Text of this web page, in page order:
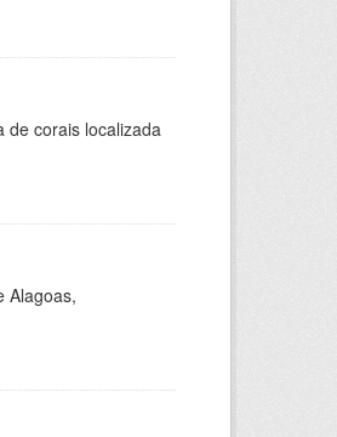
de corais localizada
Alagoas,